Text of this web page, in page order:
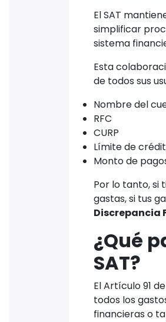
El SAT
simplificar
sistema
Esta
de todos sus
Nombre del
RFC
CURP
Límite de
Monto de
Por lo tanto, si
gastas, si tus
Discrepancia
¿Qué
SAT?
El Artículo 91
todos los
financieras o